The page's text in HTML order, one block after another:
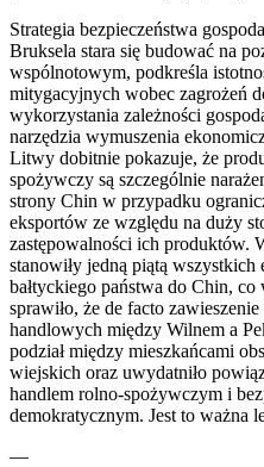
Strategia bezpieczeństwa
Bruksela stara się budować na
wspólnotowym, podkreśla
mitygacyjnych wobec zagrożeń
wykorzystania zależności
narzędzia wymuszenia
Litwy dobitnie pokazuje, że
spożywczy są szczególnie
strony Chin w przypadku
eksportów ze względu na duży
zastępowalności ich produktów.
stanowiły jedną piątą wszystkich
bałtyckiego państwa do Chin,
sprawiło, że de facto
handlowych między Wilnem a
podział między mieszkańcami
wiejskich oraz uwydatniło
handlem rolno-spożywczym i
demokratycznym. Jest to ważna
—